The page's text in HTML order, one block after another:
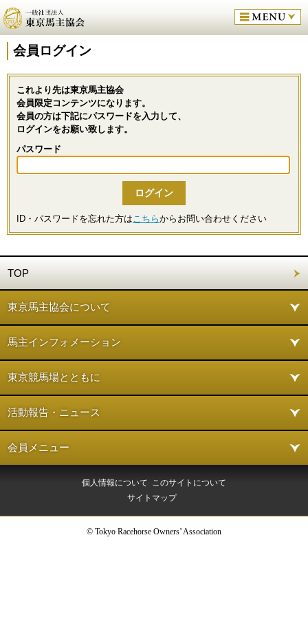
会員ログイン
これより先は東京馬主協会
会員限定コンテンツになります。
会員の方は下記にパスワードを入力して、
ログインをお願い致します。
パスワード
ID・パスワードを忘れた方はこちらからお問い合わせください
TOP
東京馬主協会について
馬主インフォメーション
東京競馬場とともに
活動報告・ニュース
会員メニュー
個人情報について このサイトについて
サイトマップ
© Tokyo Racehorse Owners’ Association